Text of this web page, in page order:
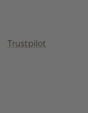
Trustpilot